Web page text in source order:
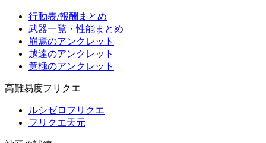
行動表/報酬まとめ
武器一覧・性能まとめ
崩焉のアンクレット
越達のアンクレット
竟極のアンクレット
高難易度フリクエ
ルシゼロフリクエ
フリクエ天元